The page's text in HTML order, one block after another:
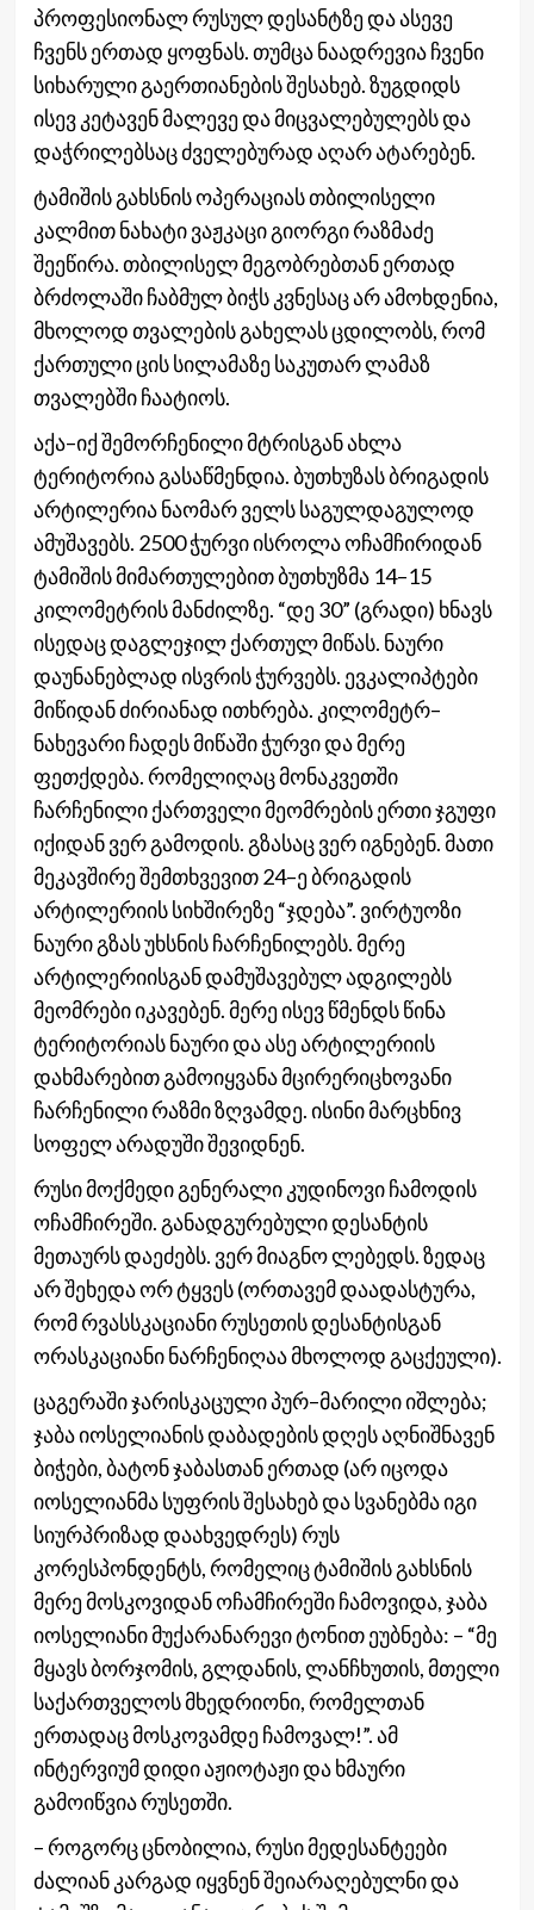
პროფესიონალ რუსულ დესანტზე და ასევე
ჩვენს ერთად ყოფნას. თუმცა ნაადრევია ჩვენი
სიხარული გაერთიანების შესახებ. ზუგდიდს
ისევ კეტავენ მალევე და მიცვალებულებს და
დაჭრილებსაც ძველებურად აღარ ატარებენ.
ტამიშის გახსნის ოპერაციას თბილისელი
კალმით ნახატი ვაჟკაცი გიორგი რაზმაძე
შეეწირა. თბილისელ მეგობრებთან ერთად
ბრძოლაში ჩაბმულ ბიჭს კვნესაც არ ამოხდენია,
მხოლოდ თვალების გახელას ცდილობს, რომ
ქართული ცის სილამაზე საკუთარ ლამაზ
თვალებში ჩაატიოს.
აქა–იქ შემორჩენილი მტრისგან ახლა
ტერიტორია გასაწმენდია. ბუთხუზას ბრიგადის
არტილერია ნაომარ ველს საგულდაგულოდ
ამუშავებს. 2500 ჭურვი ისროლა ოჩამჩირიდან
ტამიშის მიმართულებით ბუთხუზმა 14–15
კილომეტრის მანძილზე. “დე 30” (გრადი) ხნავს
ისედაც დაგლეჯილ ქართულ მიწას. ნაური
დაუნანებლად ისვრის ჭურვებს. ევკალიპტები
მიწიდან ძირიანად ითხრება. კილომეტრ–
ნახევარი ჩადეს მიწაში ჭურვი და მერე
ფეთქდება. რომელიღაც მონაკვეთში
ჩარჩენილი ქართველი მეომრების ერთი ჯგუფი
იქიდან ვერ გამოდის. გზასაც ვერ იგნებენ. მათი
მეკავშირე შემთხვევით 24–ე ბრიგადის
არტილერიის სიხშირეზე “ჯდება”. ვირტუოზი
ნაური გზას უხსნის ჩარჩენილებს. მერე
არტილერიისგან დამუშავებულ ადგილებს
მეომრები იკავებენ. მერე ისევ წმენდს წინა
ტერიტორიას ნაური და ასე არტილერიის
დახმარებით გამოიყვანა მცირერიცხოვანი
ჩარჩენილი რაზმი ზღვამდე. ისინი მარცხნივ
სოფელ არადუში შევიდნენ.
რუსი მოქმედი გენერალი კუდინოვი ჩამოდის
ოჩამჩირეში. განადგურებული დესანტის
მეთაურს დაეძებს. ვერ მიაგნო ლებედს. ზედაც
არ შეხედა ორ ტყვეს (ორთავემ დაადასტურა,
რომ რვასსკაციანი რუსეთის დესანტისგან
ორასკაციანი ნარჩენიღაა მხოლოდ გაცქეული).
ცაგერაში ჯარისკაცული პურ–მარილი იშლება;
ჯაბა იოსელიანის დაბადების დღეს აღნიშნავენ
ბიჭები, ბატონ ჯაბასთან ერთად (არ იცოდა
იოსელიანმა სუფრის შესახებ და სვანებმა იგი
სიურპრიზად დაახვედრეს) რუს
კორესპონდენტს, რომელიც ტამიშის გახსნის
მერე მოსკოვიდან ოჩამჩირეში ჩამოვიდა, ჯაბა
იოსელიანი მუქარანარევი ტონით ეუბნება: – “მე
მყავს ბორჯომის, გლდანის, ლანჩხუთის, მთელი
საქართველოს მხედრიონი, რომელთან
ერთადაც მოსკოვამდე ჩამოვალ!”. ამ
ინტერვიუმ დიდი აჟიოტაჟი და ხმაური
გამოიწვია რუსეთში.
– როგორც ცნობილია, რუსი მედესანტეები
ძალიან კარგად იყვნენ შეიარაღებულნი და